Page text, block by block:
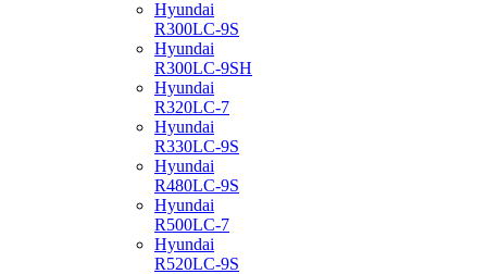
Hyundai
R300LC-9S
Hyundai
R300LC-9SH
Hyundai
R320LC-7
Hyundai
R330LC-9S
Hyundai
R480LC-9S
Hyundai
R500LC-7
Hyundai
R520LC-9S